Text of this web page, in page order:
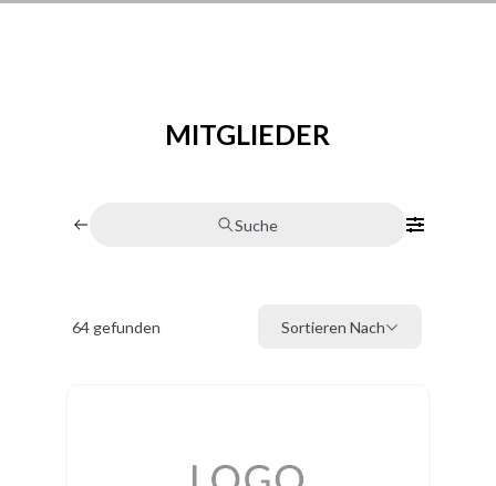
MITGLIEDER
Suche
64gefunden Sortieren Nach